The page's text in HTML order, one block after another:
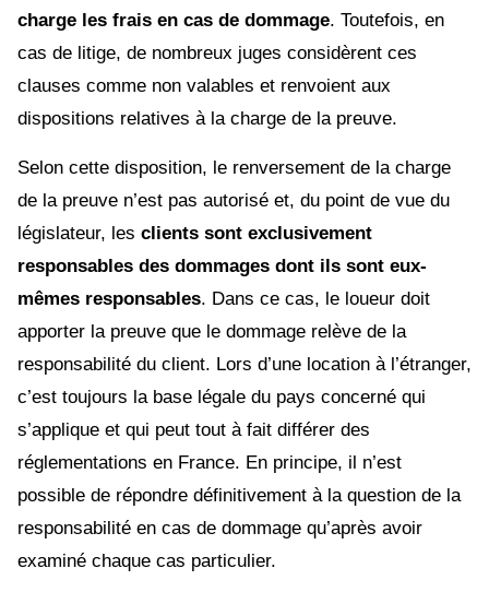
charge les frais en cas de dommage. Toutefois, en
cas de litige, de nombreux juges considèrent ces
clauses comme non valables et renvoient aux
dispositions relatives à la charge de la preuve.
Selon cette disposition, le renversement de la charge
de la preuve n’est pas autorisé et, du point de vue du
législateur, les clients sont exclusivement
responsables des dommages dont ils sont eux-
mêmes responsables. Dans ce cas, le loueur doit
apporter la preuve que le dommage relève de la
responsabilité du client. Lors d’une location à l’étranger,
c’est toujours la base légale du pays concerné qui
s’applique et qui peut tout à fait différer des
réglementations en France. En principe, il n’est
possible de répondre définitivement à la question de la
responsabilité en cas de dommage qu’après avoir
examiné chaque cas particulier.